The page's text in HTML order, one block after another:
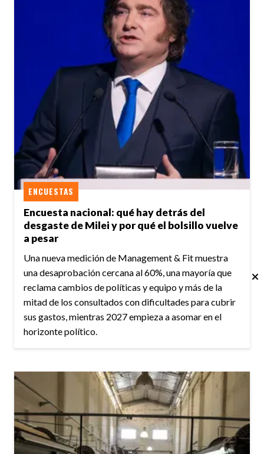
Encuesta nacional: qué hay detrás del
desgaste de Milei y por qué el bolsillo vuelve
a pesar
ENCUESTAS
Una nueva medición de Management & Fit muestra
una desaprobación cercana al 60%, una mayoría que
reclama cambios de políticas y equipo y más de la
mitad de los consultados con dificultades para cubrir
sus gastos, mientras 2027 empieza a asomar en el
horizonte político.